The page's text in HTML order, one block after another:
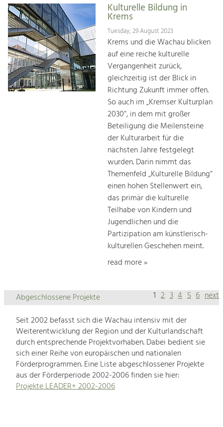
Kulturelle Bildung in
Krems
Tuesday, 29 August 2023
Krems und die Wachau blicken
auf eine reiche kulturelle
Vergangenheit zurück,
gleichzeitig ist der Blick in
Richtung Zukunft immer offen.
So auch im „Kremser Kulturplan
2030“, in dem mit großer
Beteiligung die Meilensteine
der Kulturarbeit für die
nächsten Jahre festgelegt
wurden. Darin nimmt das
Themenfeld „Kulturelle Bildung“
einen hohen Stellenwert ein,
das primär die kulturelle
Teilhabe von Kindern und
Jugendlichen und die
Partizipation am künstlerisch-
kulturellen Geschehen meint.
read more »
1 2 3 4 5 6 next
Abgeschlossene Projekte
Seit 2002 befasst sich die Wachau intensiv mit der
Weiterentwicklung der Region und der Kulturlandschaft
durch entsprechende Projektvorhaben. Dabei bedient sie
sich einer Reihe von europäischen und nationalen
Förderprogrammen. Eine Liste abgeschlossener Projekte
aus der Förderperiode 2002-2006 finden sie hier:
Projekte LEADER+ 2002-2006